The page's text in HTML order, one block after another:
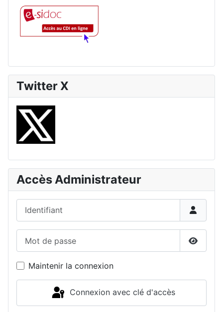
Twitter X
Accès Administrateur
Maintenir la connexion
Connexion avec clé d'accès